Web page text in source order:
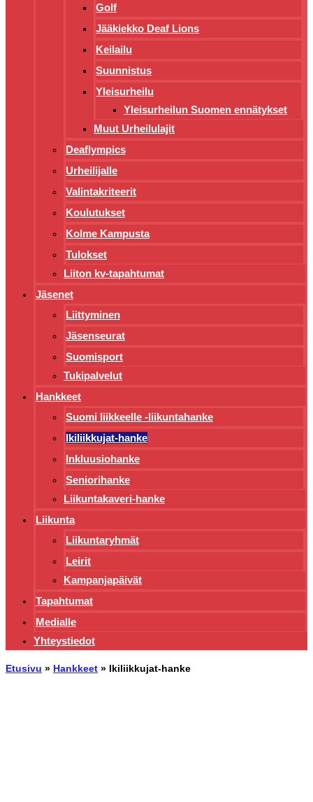
Golf
Jääkiekko Deaf Lions
Keilailu
Suunnistus
Yleisurheilu
Yleisurheilun Suomen ennätykset
Muut Urheilulajit
Deaflympics
Urheilijalle
Valintakriteerit
Koulutukset
Kolme Kampusta
Tulokset
Liiton kv-tapahtumat
Jäsenet
Liittyminen
Jäsenseurat
Suomisport
Tukipalvelut
Hankkeet
Suomi liikkeelle -liikuntahanke
Ikiliikkujat-hanke
Inkluusiohanke
Seniorihanke
Liikuntakaveri-hanke
Liikunta
Liikuntaryhmät
Leirit
Kampanjapäivät
Tapahtumat
Medialle
Yhteystiedot
Etusivu » Hankkeet » Ikiliikkujat-hanke